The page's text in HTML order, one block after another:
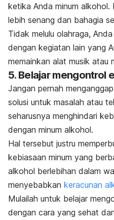
ketika Anda minum alkohol.
lebih senang dan bahagia
Tidak melulu olahraga,
dengan kegiatan lain yang
memainkan alat musik atau
5. Belajar mengontrol
Jangan pernah
solusi untuk masalah atau
seharusnya menghindari
dengan minum alkohol.
Hal tersebut justru
kebiasaan minum yang
alkohol berlebihan dalam
menyebabkan keracunan
Mulailah untuk belajar
dengan cara yang sehat